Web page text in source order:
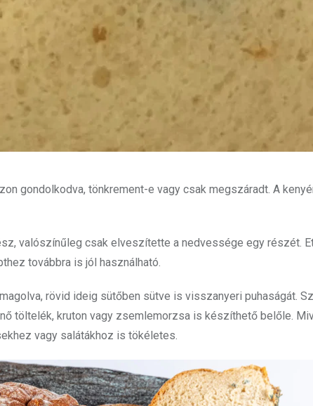
gondolkodva, tönkrement-e vagy csak megszáradt. A
valószínűleg csak elveszítette a nedvessége egy részét.
továbbra is jól használható.
rövid ideig sütőben sütve is visszanyeri puhaságát.
töltelék, kruton vagy zsemlemorzsa is készíthető belőle.
vagy salátákhoz is tökéletes.